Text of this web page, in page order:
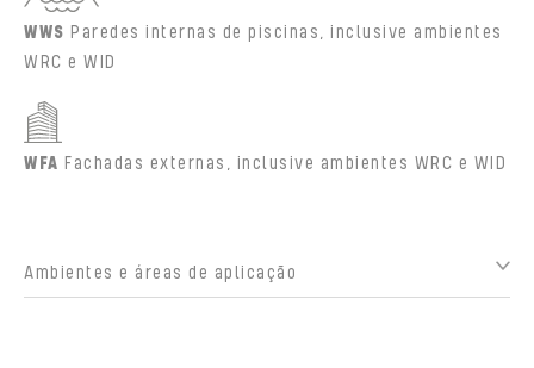
WWS Paredes internas de piscinas, inclusive ambientes
WRC e WID
WFA Fachadas externas, inclusive ambientes WRC e WID
Ambientes e áreas de aplicação